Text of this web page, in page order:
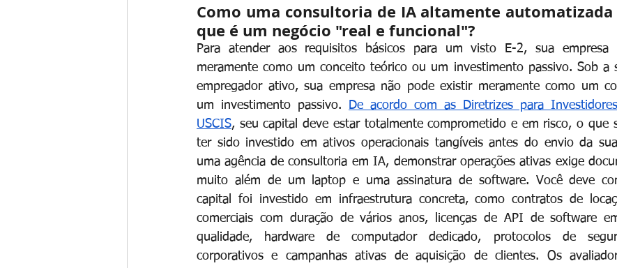
Como uma consultoria de IA altamente
que é um negócio "real e funcional"?
Para atender aos requisitos básicos para um visto E-2, sua empresa
meramente como um conceito teórico ou um investimento passivo. Sob a
empregador ativo, sua empresa não pode existir meramente como um
um investimento passivo.
De acordo com as Diretrizes para
USCIS, seu capital deve estar totalmente comprometido e em risco, o que
ter sido investido em ativos operacionais tangíveis antes do envio da
uma agência de consultoria em IA, demonstrar operações ativas exige
muito além de um laptop e uma assinatura de software. Você deve
capital foi investido em infraestrutura concreta, como contratos de
comerciais com duração de vários anos, licenças de API de software
qualidade, hardware de computador dedicado, protocolos de
corporativos e campanhas ativas de aquisição de clientes. Os